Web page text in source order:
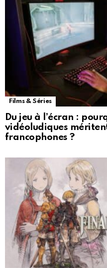
Films & Séries
Du jeu à l’écran :
vidéoludiques
francophones ?